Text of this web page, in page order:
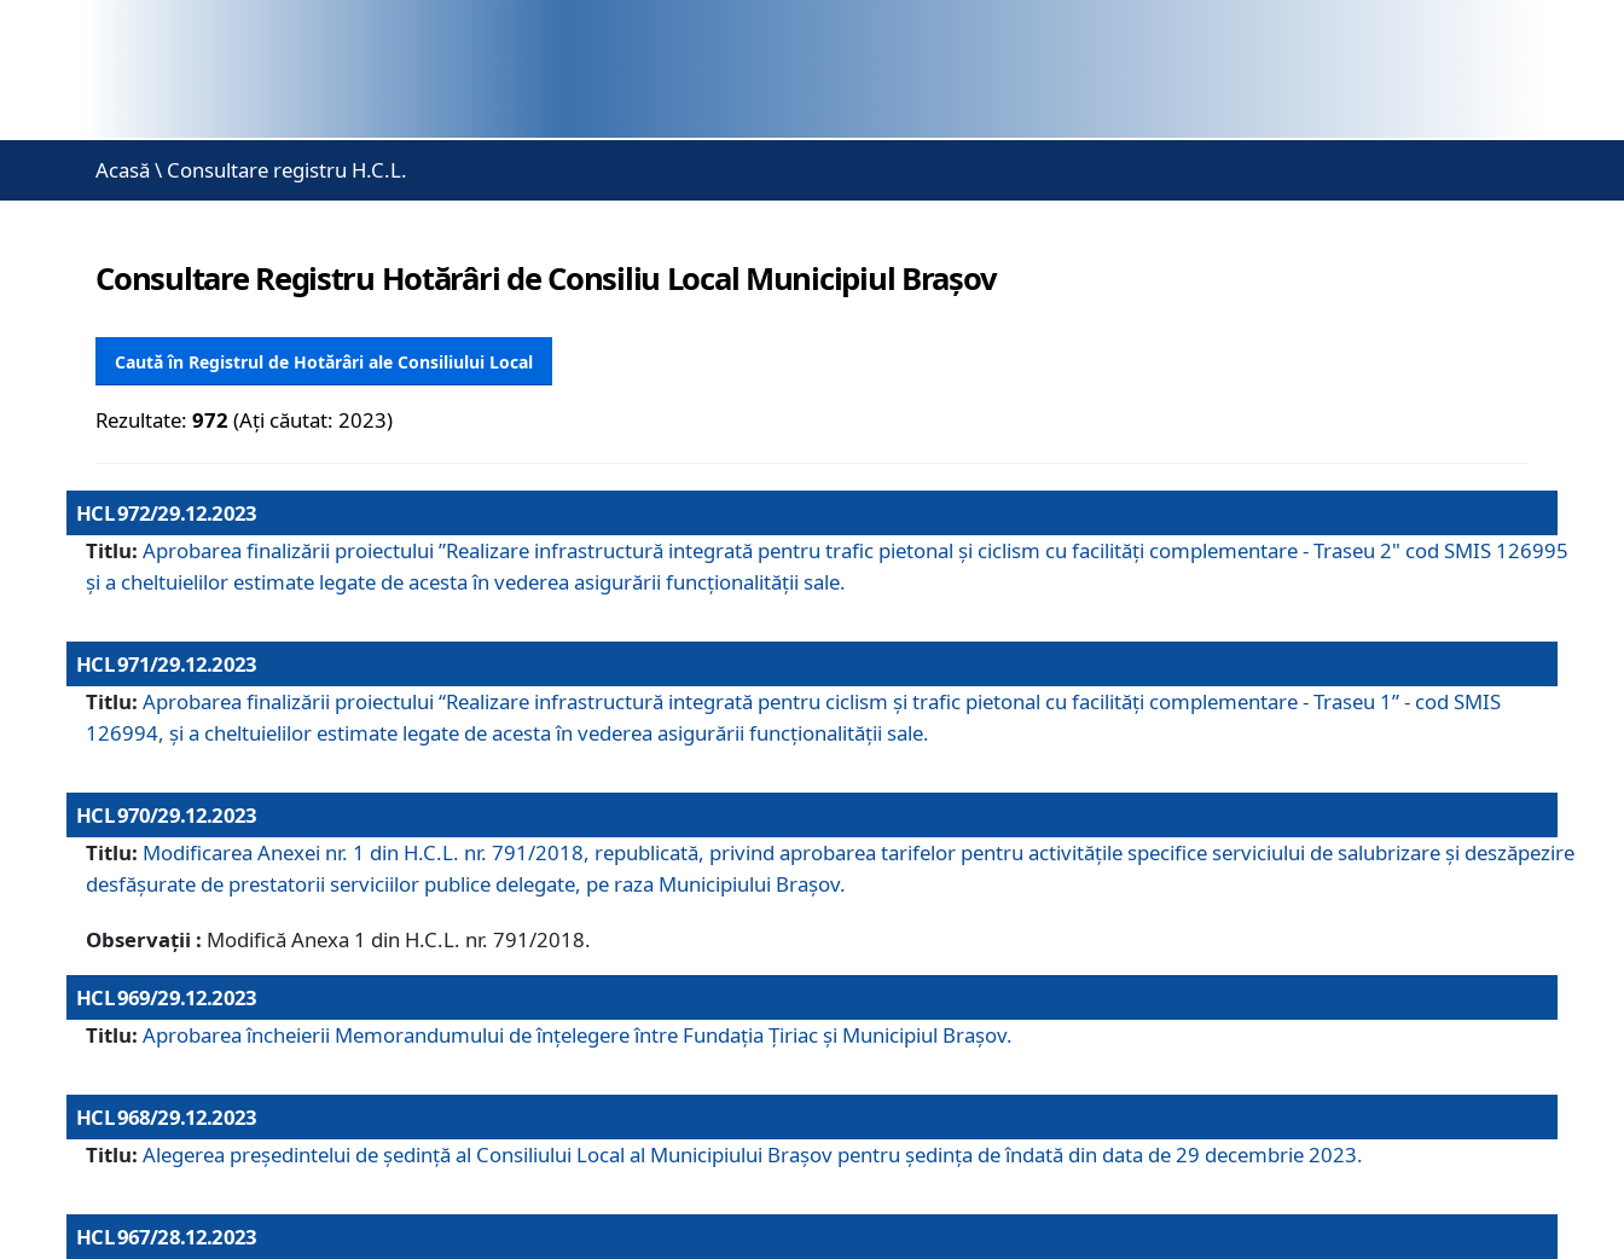
Acasă \ Consultare registru H.C.L.
Consultare Registru Hotărâri de Consiliu Local Municipiul Brașov
Caută în Registrul de Hotărâri ale Consiliului Local
Rezultate:972 (Ați căutat: 2023)
HCL 972/29.12.2023
Titlu: Aprobarea finalizării proiectului ”Realizare infrastructură integrată pentru trafic pietonal și ciclism cu facilități complementare - Traseu 2" cod SMIS 126995
și a cheltuielilor estimate legate de acesta în vederea asigurării funcționalității sale.
HCL 971/29.12.2023
Titlu: Aprobarea finalizării proiectului “Realizare infrastructură integrată pentru ciclism şi trafic pietonal cu facilităţi complementare - Traseu 1” - cod SMIS
126994, și a cheltuielilor estimate legate de acesta în vederea asigurării funcționalității sale.
HCL 970/29.12.2023
Titlu: Modificarea Anexei nr. 1 din H.C.L. nr. 791/2018, republicată, privind aprobarea tarifelor pentru activitățile specifice serviciului de salubrizare și deszăpezire
desfășurate de prestatorii serviciilor publice delegate, pe raza Municipiului Brașov.
Observații : Modifică Anexa 1 din H.C.L. nr. 791/2018.
HCL 969/29.12.2023
Titlu: Aprobarea încheierii Memorandumului de înțelegere între Fundația Țiriac și Municipiul Brașov.
HCL 968/29.12.2023
Titlu: Alegerea preşedintelui de şedinţă al Consiliului Local al Municipiului Braşov pentru ședința de îndată din data de 29 decembrie 2023.
HCL 967/28.12.2023